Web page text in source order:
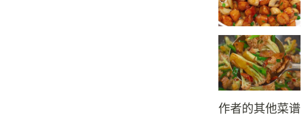
作者的其他菜谱